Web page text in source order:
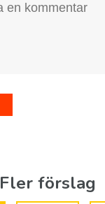
Fler förslag